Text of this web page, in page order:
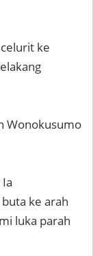
ke
Wonokusumo
ke arah
luka parah